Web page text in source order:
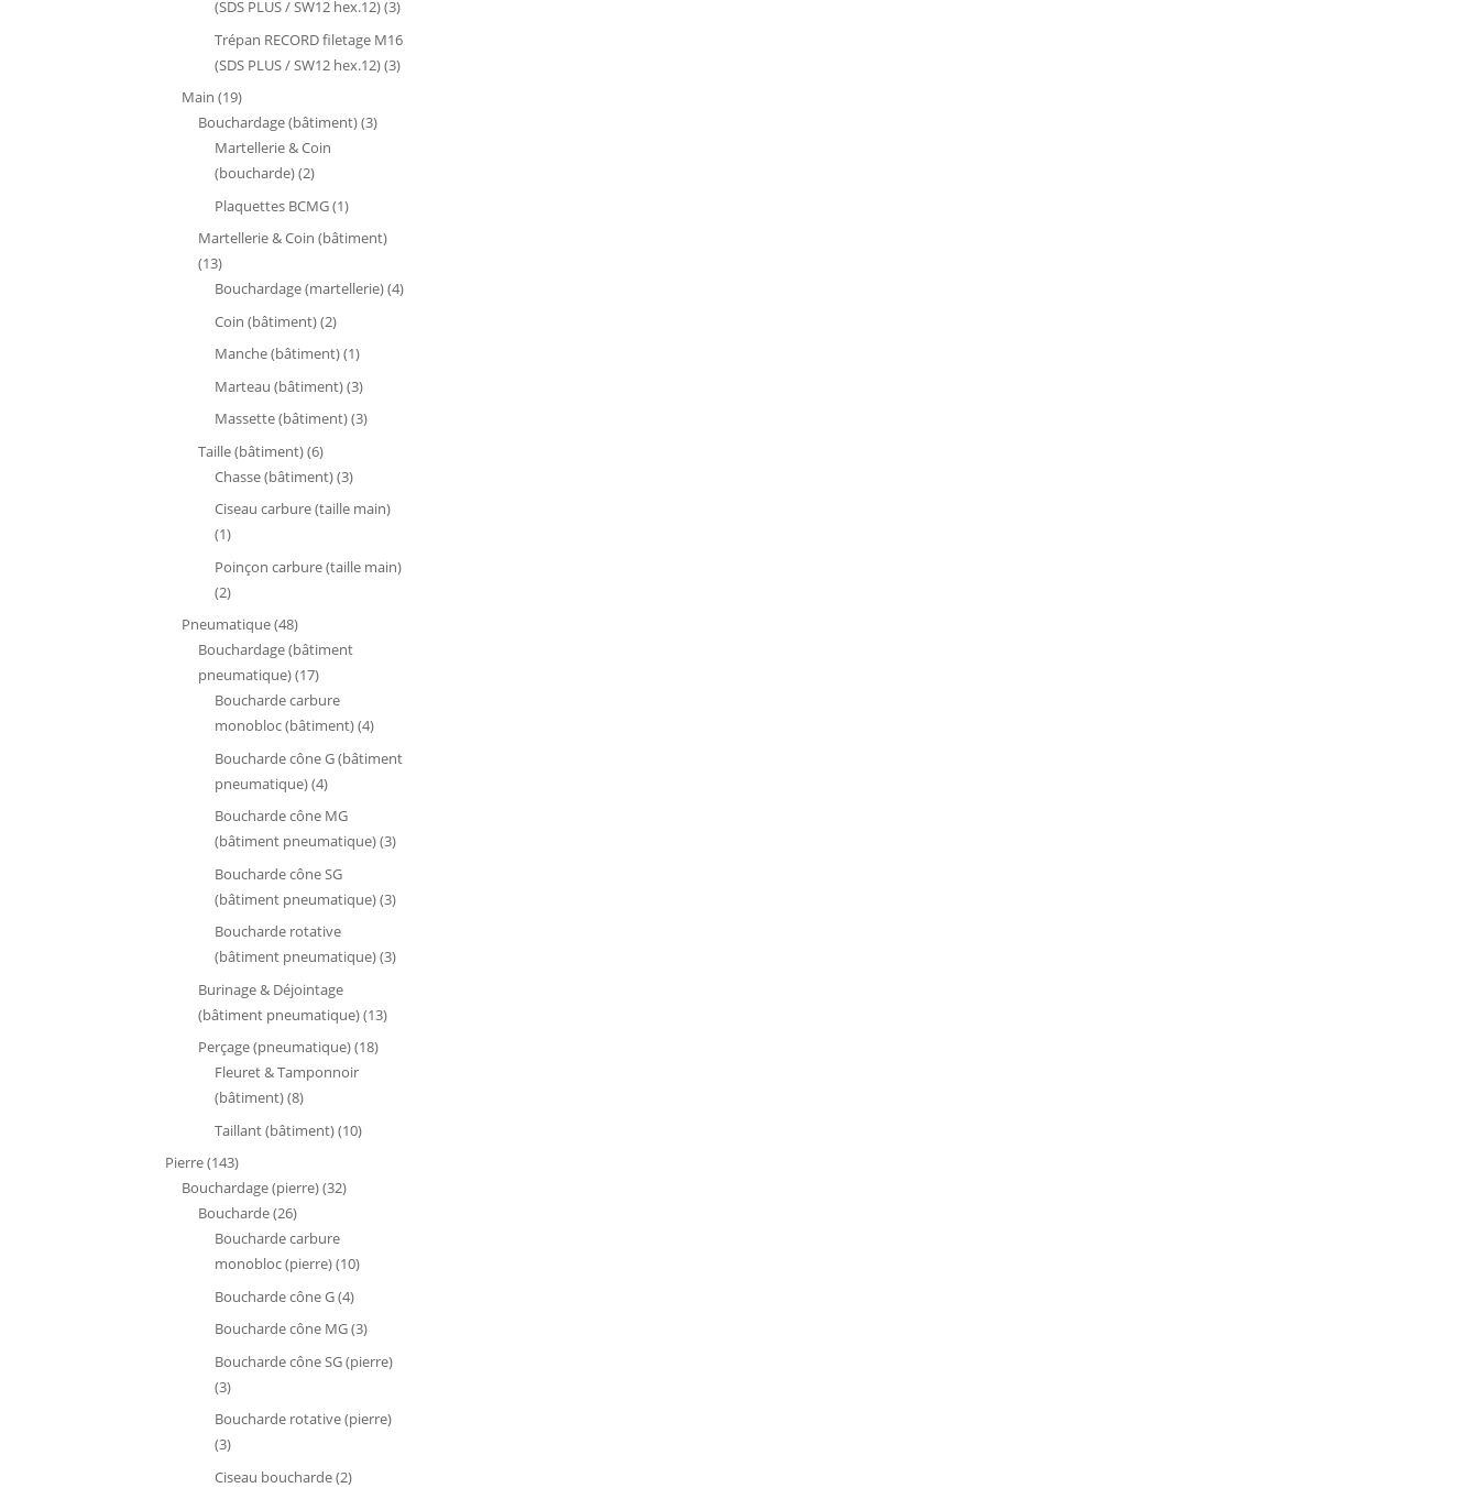
(SDS PLUS / SW12 hex.12) 33
produits
Trépan RECORD filetage M16
(SDS PLUS / SW12 hex.12) 33
Main 1919
produits
Bouchardage (bâtiment) 33
Martellerie & Coin
(boucharde) 22
produits
Plaquettes BCMG 11
produit
Martellerie & Coin (bâtiment)
1313
produits
Bouchardage (martellerie) 44
Coin (bâtiment) 22
produits
Manche (bâtiment) 11
produit
Marteau (bâtiment) 33
produits
Massette (bâtiment) 33
Taille (bâtiment) 66
produits
Chasse (bâtiment) 33
produits
Ciseau carbure (taille main)
11
produit
Poinçon carbure (taille main)
22
produits
Pneumatique 4848
produits
Bouchardage (bâtiment
pneumatique) 1717
produits
Boucharde carbure
monobloc (bâtiment) 44
produits
Boucharde cône G (bâtiment
pneumatique) 44
produits
Boucharde cône MG
(bâtiment pneumatique) 33
Boucharde cône SG
(bâtiment pneumatique) 33
Boucharde rotative
(bâtiment pneumatique) 33
Burinage & Déjointage
(bâtiment pneumatique) 1313
Perçage (pneumatique) 1818
Fleuret & Tamponnoir
(bâtiment) 88
produits
Taillant (bâtiment) 1010
Pierre 143143
produits
Bouchardage (pierre) 3232
Boucharde 2626
produits
Boucharde carbure
monobloc (pierre) 1010
Boucharde cône G 44
produits
Boucharde cône MG 33
produits
Boucharde cône SG (pierre)
33
produits
Boucharde rotative (pierre)
33
produits
Ciseau boucharde 22